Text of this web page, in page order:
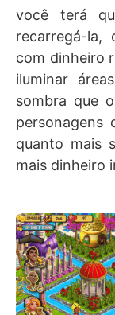
você terá
recarregá-la,
com dinheiro
iluminar
sombra que
personagens
quanto mais
mais dinheiro